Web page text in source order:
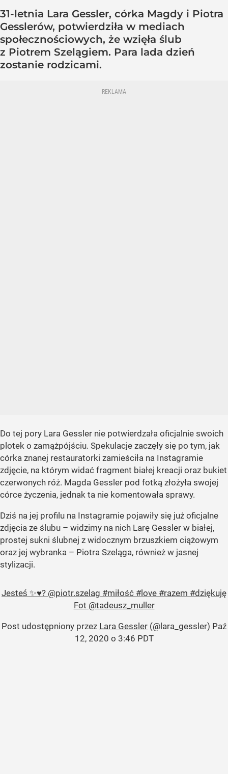
31-letnia Lara Gessler, córka Magdy i Piotra
Gesslerów, potwierdziła w mediach
społecznościowych, że wzięła ślub
z Piotrem Szelągiem. Para lada dzień
zostanie rodzicami.
Do tej pory Lara Gessler nie potwierdzała oficjalnie swoich
plotek o zamążpójściu. Spekulacje zaczęły się po tym, jak
córka znanej restauratorki zamieściła na Instagramie
zdjęcie, na którym widać fragment białej kreacji oraz bukiet
czerwonych róż. Magda Gessler pod fotką złożyła swojej
córce życzenia, jednak ta nie komentowała sprawy.
Dziś na jej profilu na Instagramie pojawiły się już oficjalne
zdjęcia ze ślubu – widzimy na nich Larę Gessler w białej,
prostej sukni ślubnej z widocznym brzuszkiem ciążowym
oraz jej wybranka – Piotra Szeląga, również w jasnej
stylizacji.
Jesteś ✨♥️? @piotr.szelag #miłość #love #razem #dziękuję
Fot @tadeusz_muller
Post udostępniony przez Lara Gessler (@lara_gessler) Paź
12, 2020 o 3:46 PDT